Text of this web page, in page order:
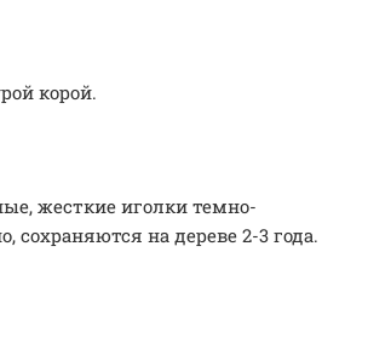
корой.
жесткие иголки темно-
сохраняются на дереве 2-3 года.